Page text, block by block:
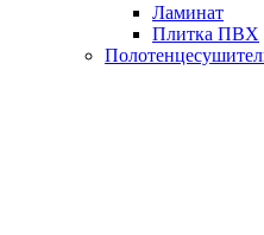
Ламинат
Плитка ПВХ